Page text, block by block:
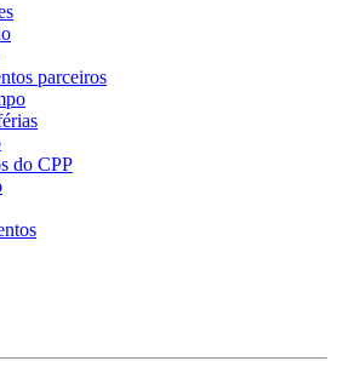
parceiros
do CPP